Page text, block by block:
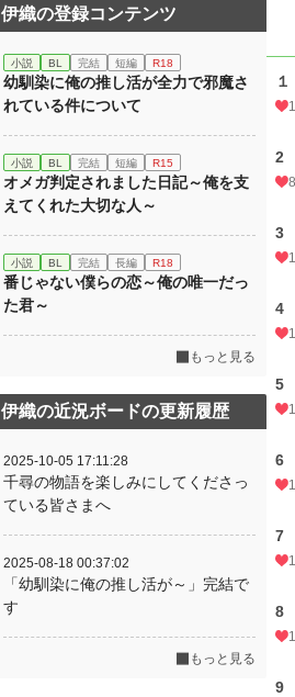
１
2
3
4
5
6
7
8
9
伊織の登録コンテンツ
小説 BL 完結 短編 R18
幼馴染に俺の推し活が全力で邪魔さ
れている件について
小説 BL 完結 短編 R15
オメガ判定されました日記～俺を支
えてくれた大切な人～
小説 BL 完結 長編 R18
番じゃない僕らの恋～俺の唯一だっ
た君～
もっと見る
伊織の近況ボードの更新履歴
2025-10-05 17:11:28
千尋の物語を楽しみにしてくださっ
ている皆さまへ
2025-08-18 00:37:02
「幼馴染に俺の推し活が～」完結で
す
もっと見る